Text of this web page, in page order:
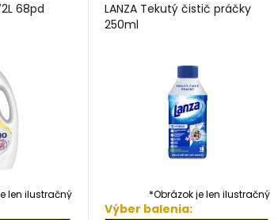
68pd
len ilustračný
LANZA Tekutý čistič práčky
250ml
*Obrázok je len ilustračný
Výber balenia: